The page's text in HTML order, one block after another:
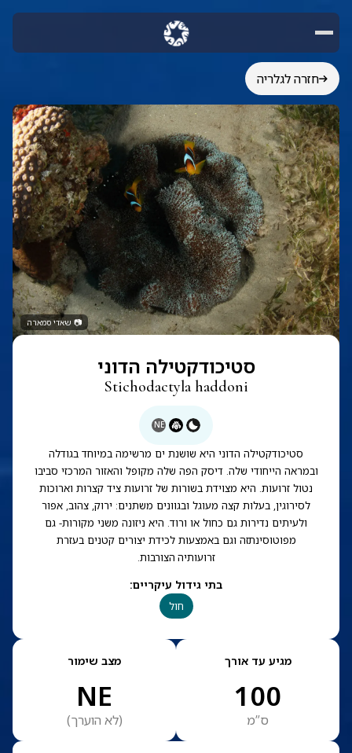
חזרה לגלריה
📷 שאדי סמארה
סטיכודקטילה הדוני
Stichodactyla haddoni
NE
סטיכודקטילה הדוני היא שושנת ים מרשימה במיוחד בגודלה
ובמראה הייחודי שלה. דיסק הפה שלה מקופל והאזור המרכזי סביבו
נטול זרועות. היא מצוידת בשורות של זרועות ציד קצרות וארוכות
לסירוגין, בעלות קצה מעוגל ובגוונים משתנים: ירוק, צהוב, אפור
ולעיתים נדירות גם כחול או ורוד. היא ניזונה משני מקורות- גם
מפוטוסינתזה וגם באמצעות לכידת יצורים קטנים בעזרת
זרועותיה הצורבות.
בתי גידול עיקריים:
חול
מגיע עד אורך
100
ס”מ
מצב שימור
NE
(לא הוערך)